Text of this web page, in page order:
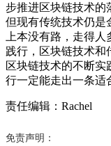
步推进区块链技术的
但现有传统技术仍是
上本没有路，走得
践行，区块链技术和
区块链技术的不断实
行一定能走出一条适
责任编辑：Rachel
免责声明：